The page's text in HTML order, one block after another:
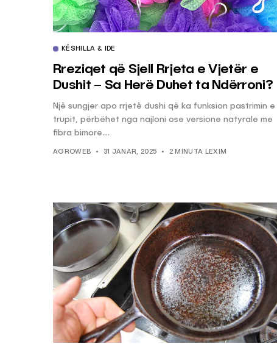
KËSHILLA & IDE
Rreziqet që Sjell Rrjeta e Vjetër e
Dushit – Sa Herë Duhet ta Ndërroni?
Një sungjer apo rrjetë dushi që ka funksion pastrimin e
trupit, përbëhet nga najloni ose versione natyrale me
fibra bimore....
AGROWEB 31 JANAR, 2025 2 MINUTA LEXIM